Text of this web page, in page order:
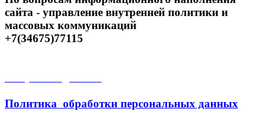
сайта - управление внутренней политики и
массовых коммуникаций
+7(34675)77115
Политика обработки персональных данных